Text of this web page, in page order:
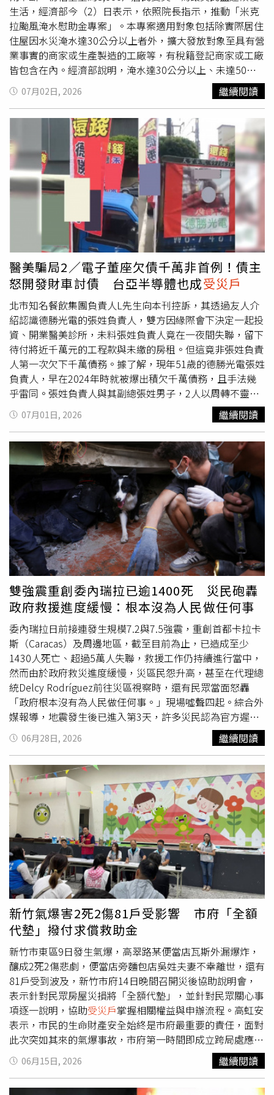
生活，經濟部今（2）日表示，依照院長指示，推動「米克
拉颱風淹水慰助金專案」。本專案適用對象包括除實際居住
住屋因水災淹水達30公分以上者外，擴大發放對象至具有營
業事實的商家或生產製造的工廠等，有稅籍登記商家或工廠
皆包含在內。經濟部說明，淹水達30公分以上、未達50公
分者，若有家電財損，發給財損慰助金新臺幣1萬元；淹水
達50公分以上者，每戶發給新臺幣2萬元淹水慰助金，若有
幣3萬元。家電財損、商家生產製造或營業事實及其他未列
事項，原則將由地方政府從寬認定 。經濟部補充說明，後
續直轄市及縣市政府可調查轄內實際受災情形後，檢附領款
收據、納入預算證明及
受災戶 統計表，向經濟部請領慰助
金。經濟部表示，本專案初估受災戶 約8,000戶，所需經費
約新臺幣1億 8,000萬元，將由中央政府總預算第二預備金
支應。實際經費將視地方政府後續勘定淹水戶數及受災情形
調整。計畫期程自公告發放日起1年，並得視實際情形延
長。經濟部強調，面對極端氣候造成之短延時強降雨與區域
性淹水風險，政府將持續協助地方辦理災後復原，並以最快
速度將慰助資源送達有需要的受災民眾及商家，減輕災損衝
擊，協助恢復日常生活與營業秩序。
07月02日, 2026 繼續閱讀
醫美騙局2／電子董座欠債千萬非首例！債主
怒開發財車討債 台亞半導體也成受災戶
北市知名餐飲集團負責人L先生向本刊控訴，其透過友人介
紹認識德勝光電的張姓負責人，雙方因緣際會下決定一起投
資、開業醫美診所，未料張姓負責人竟在一夜間失聯，留下
待付將近千萬元的工程款與未繳的房租。但這竟非張姓負責
人第一次欠下千萬債務。據了解，現年51歲的德勝光電張姓
負責人，早在2024年時就被爆出積欠千萬債務，且手法幾
乎雷同。張姓負責人與其副總張姓男子，2人以周轉不靈等
藉口四處借錢，並打著德勝光電為上市公司，擁有股票等名
義，讓被害人安心借錢，事後還會開出支票以博取對方信
任，孰料後續卻全部跳票。張姓董座欠下千萬債務後，有受
害人疑似雇人前往其工廠附近到處發放傳單。（圖／翻攝自
臉書全台欠錢騙吃拐干黑名單）2024年間，被害人拿著被
跳票的支票怒向張姓負責人追討，但張男卻遲遲不出面，讓
被害人氣得前往德勝光電發送「尋人傳單」，更將張姓負責
人與張姓副總的臉大圖輸出，製成海報貼在發財車上，配合
大聲公前往其公司不斷宣傳，就是想讓張姓負責人與張姓副
總出面協商。債主憤怒表示，當初就是看在德勝光電為上市
公司，財力穩定，才會放心借款300萬元給張姓負責人，雙
方約定1年後還清款項，如今對方卻拒絕出面也拒絕還債，
還有被害人借款600萬元、1000萬元等款項給德勝光電，如
今卻都討不回來，只能怒持本票向法院聲請強制執行。臉書
社團「全台欠錢騙吃拐干黑名單」上更到處可見憤怒的債主
怒貼出張姓負責人的照片與身分證等相關訊息，要張姓負責
人「不要再躲了」、「新年最後一天，祝你明天生意還是失
敗」、「出門要注意，千萬要保重身體，不然大家都沒辦法
跟你要債了，希望你要活久一點，身體健康！」。張姓董座
不僅欠下千萬債務，其也曾向台亞半導體下單訂購晶片，事
後卻拒絕收貨、繳納貨款，讓台亞因此成為受災戶 之一。
（圖／翻攝自Google Maps）而事後查詢德勝光電也可以發
現，德勝光電2022年間向知名科技大廠台亞半導體採購，
德勝以280元價格向台亞購買4萬餘個晶片，並將晶片封裝
加工於其所提供的特殊規格基板，後續陸續交貨7500餘個
後，台亞多次通知德勝應給付210萬元的貨款，卻遭對方拒
絕，更拒絕受領7500個已製成之產品。而德勝光電當初對
外宣傳強調的「陶瓷電路載板」，德勝擁有技術可將原本凹
凸不平的陶瓷板拋光磨平，延長載板壽命。但德勝在與台亞
簽約當下，承諾將提供844個基板，以讓台亞完成產品，實
際上卻僅交付172個基板後便再無下文，讓台亞因遲遲無法
拿到基板，無法對訂製晶片封裝加工完成3萬個產品，受有
預期利益840萬元的重大損失。對此，台亞半導體寄發存證
信函給德勝光電後，也對德勝光電提起損害賠償訴訟，要求
德勝光電給付210萬元與840萬元的款項。桃園地院審理
後，2025年判處德勝光電應給付210萬元與840萬元款項，
但德勝光電卻疑似至今仍未償還所拖欠的相關款項。7月1
日，自稱為張姓負責人委任律師徐睿謙指出，觀諸通篇報導
之援引論據，多僅爆料人一面之詞，且內文所牽涉「欠
租」、「積欠裝潢費」等相關主張，業經臺灣臺北地方法院
114年度北簡字第9310號判決認定合法租賃關係存在。是報
導內有關「張姓負責人」未按時支付房租及積欠裝潢費用、
甚至透過黑道人士上門騷擾並要求新租客搬離等指控均與事
實不符。
07月01日, 2026 繼續閱讀
雙強震重創委內瑞拉已逾1400死 災民砲轟
政府救援進度緩慢：根本沒為人民做任何事
委內瑞拉日前接連發生規模7.2與7.5強震，重創首都卡拉卡
斯（Caracas）及周邊地區，截至目前為止，已造成至少
1430人死亡、超過5萬人失聯，救援工作仍持續進行當中，
然而由於政府救災進度緩慢，災區民怨升高，甚至在代理總
統Delcy Rodríguez前往災區視察時，還有民眾當面怒轟
「政府根本沒有為人民做任何事。」現場噓聲四起。綜合外
媒報導，地震發生後已進入第3天，許多災民認為官方遲遲
未能提供足夠的支援，不僅憤怒情緒持續高漲，也讓不少人
感到相當無助，由於救援資源嚴重不足，在首都卡拉卡斯
（Caracas）及北部重災區拉瓜伊拉州（La Guaira），許多
居民只能徒手搬走瓦礫，希望能找到生還者，或替罹難者家
屬尋回親人遺體。拉瓜伊拉州當地居民曾全力搶救受困超過
18小時的9歲女童Dana，參與搜救的人員一邊挖掘，一邊聽
見女童微弱的呼救聲，她母親也在一旁悲痛欲絕、不停哭
喊，女童48歲鄰居Dani Rizo受訪時表示：「從昨晚開始，
我們一直試著把小女孩救出來，當時還能聽見她的聲音。」
然而數小時後，他神情悲痛地說：「她已經死了。」據了
解，當地目前缺乏發電機、金屬切割機、怪手及其他大型重
機具，情況極度危急。受災戶Marlon Ochoa還在獨自尋找
他的母親、妻子與兒子，一家三人在地震中整棟房屋倒塌時
遭到掩埋。他無奈地說：「直到現在，我還沒看見政府真正
接手處理這裡的災情。」另一方面，因應委內瑞拉政府的請
求，聯合國提到已有44支國際城市搜救隊（USAR）進駐當
地，共派遣2245名搜救專家及140隻搜救犬，負責從倒塌建
築中搜尋可能的生還者，並提供初步醫療救護。截至6月27
日為止，委內瑞拉官方已確認，兩起強震共造成至少1430
人死亡、3238人受傷。
06月28日, 2026 繼續閱讀
新竹氣爆害2死2傷81戶受影響 市府「全額
代墊」撥付求償救助金
新竹市東區9日發生氣爆，高翠路某便當店瓦斯外漏爆炸，
釀成2死2傷悲劇，便當店旁麵包店吳姓夫妻不幸離世，還有
81戶受到波及，新竹市府14日晚間召開災後協助說明會，
表示針對民眾房屋災損將「全額代墊」，並針對民眾關心事
項逐一說明，協助受災戶掌握相關權益與申辦流程。高虹安
表示，市民的生命財產安全始終是市府最重要的責任，面對
此次突如其來的氣爆事故，市府第一時間即成立跨局處應變
機制，投入救災、安置及後續復原工作。感謝受災住戶於說
明會中理性溝通並提供寶貴意見，市府將持續整合各局處資
源，全力協助受災民眾減輕負擔，以最快速度恢復正常生
06月15日, 2026 繼續閱讀